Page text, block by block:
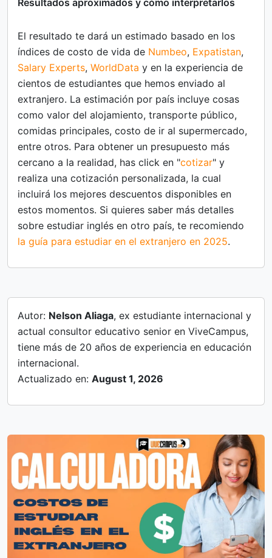
Resultados aproximados y cómo interpretarlos
El resultado te dará un estimado basado en los
índices de costo de vida de Numbeo, Expatistan,
Salary Experts, WorldData y en la experiencia de
cientos de estudiantes que hemos enviado al
extranjero. La estimación por país incluye cosas
como valor del alojamiento, transporte público,
comidas principales, costo de ir al supermercado,
entre otros. Para obtener un presupuesto más
cercano a la realidad, has click en "cotizar" y
realiza una cotización personalizada, la cual
incluirá los mejores descuentos disponibles en
estos momentos. Si quieres saber más detalles
sobre estudiar inglés en otro país, te recomiendo
la guía para estudiar en el extranjero en 2025.
Autor: Nelson Aliaga, ex estudiante internacional y
actual consultor educativo senior en ViveCampus,
tiene más de 20 años de experiencia en educación
internacional.
Actualizado en: August 1, 2026